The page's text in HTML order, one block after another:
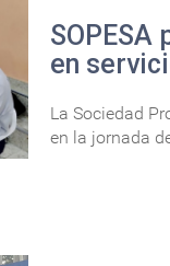
en
La Sociedad
en la jornada